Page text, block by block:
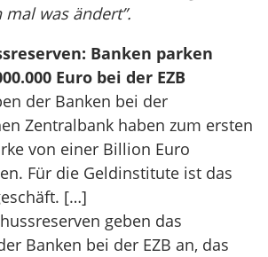
mal was ändert”.
Banken parken
Euro bei der EZB
der Banken bei der
Zentralbank haben zum ersten
von einer Billion Euro
Für die Geldinstitute ist das
[…]
geben das
Banken bei der EZB an, das